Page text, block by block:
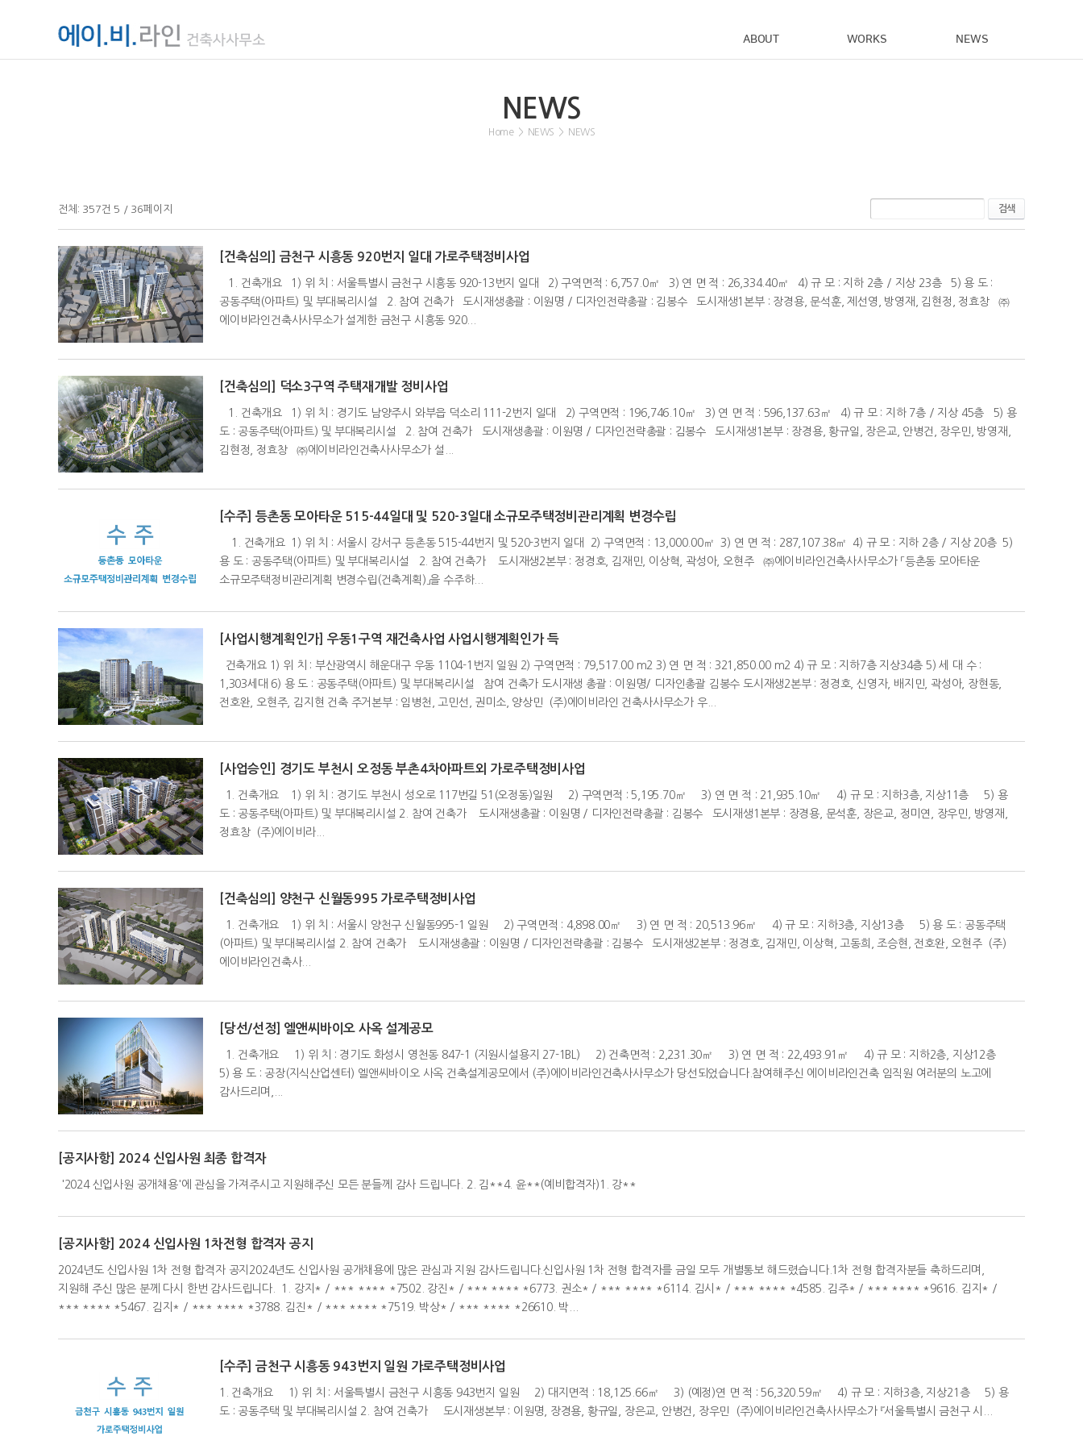
ABOUT WORKS NEWS
NEWS
Home > NEWS > NEWS
전체: 357건 5 / 36페이지 검색
[건축심의] 금천구 시흥동 920번지 일대 가로주택정비사업
1. 건축개요 1) 위 치 : 서울특별시 금천구 시흥동 920-13번지 일대 2) 구역면적 : 6,757.0㎡ 3) 연 면 적 : 26,334.40㎡ 4) 규 모 : 지하 2층 / 지상 23층 5) 용 도 :
공동주택(아파트) 및 부대복리시설 2. 참여 건축가 도시재생총괄 : 이원명 / 디자인전략총괄 : 김봉수 도시재생1본부 : 장경용, 문석훈, 제선영, 방영재, 김현정, 정효창 ㈜
에이비라인건축사사무소가 설계한 금천구 시흥동 920...
[건축심의] 덕소3구역 주택재개발 정비사업
1. 건축개요 1) 위 치 : 경기도 남양주시 와부읍 덕소리 111-2번지 일대 2) 구역면적 : 196,746.10㎡ 3) 연 면 적 : 596,137.63㎡ 4) 규 모 : 지하 7층 / 지상 45층 5) 용
도 : 공동주택(아파트) 및 부대복리시설 2. 참여 건축가 도시재생총괄 : 이원명 / 디자인전략총괄 : 김봉수 도시재생1본부 : 장경용, 황규일, 장은교, 안병건, 장우민, 방영재,
김현정, 정효창 ㈜에이비라인건축사사무소가 설...
[수주] 등촌동 모아타운 515-44일대 및 520-3일대 소규모주택정비관리계획 변경수립
1. 건축개요 1) 위 치 : 서울시 강서구 등촌동 515-44번지 및 520-3번지 일대 2) 구역면적 : 13,000.00㎡ 3) 연 면 적 : 287,107.38㎡ 4) 규 모 : 지하 2층 / 지상 20층 5)
용 도 : 공동주택(아파트) 및 부대복리시설 2. 참여 건축가 도시재생2본부 : 정경호, 김재민, 이상혁, 곽성아, 오현주 ㈜에이비라인건축사사무소가 「등촌동 모아타운
소규모주택정비관리계획 변경수립(건축계획)」을 수주하...
[사업시행계획인가] 우동1구역 재건축사업 사업시행계획인가 득
건축개요 1) 위 치 : 부산광역시 해운대구 우동 1104-1번지 일원 2) 구역면적 : 79,517.00 m2 3) 연 면 적 : 321,850.00 m2 4) 규 모 : 지하7층 지상34층 5) 세 대 수 :
1,303세대 6) 용 도 : 공동주택(아파트) 및 부대복리시설 참여 건축가 도시재생 총괄 : 이원명/ 디자인총괄 김봉수 도시재생2본부 : 정경호, 신영자, 배지민, 곽성아, 장현동,
전호완, 오현주, 김지현 건축 주거본부 : 임병천, 고민선, 권미소, 양상민 (주)에이비라인 건축사사무소가 우...
[사업승인] 경기도 부천시 오정동 부촌4차아파트외 가로주택정비사업
1. 건축개요 1) 위 치 : 경기도 부천시 성오로 117번길 51(오정동)일원 2) 구역면적 : 5,195.70㎡ 3) 연 면 적 : 21,935.10㎡ 4) 규 모 : 지하3층, 지상11층 5) 용
도 : 공동주택(아파트) 및 부대복리시설 2. 참여 건축가 도시재생총괄 : 이원명 / 디자인전략총괄 : 김봉수 도시재생1본부 : 장경용, 문석훈, 장은교, 정미연, 장우민, 방영재,
정효창 (주)에이비라...
[건축심의] 양천구 신월동995 가로주택정비사업
1. 건축개요 1) 위 치 : 서울시 양천구 신월동995-1 일원 2) 구역면적 : 4,898.00㎡ 3) 연 면 적 : 20,513.96㎡ 4) 규 모 : 지하3층, 지상13층 5) 용 도 : 공동주택
(아파트) 및 부대복리시설 2. 참여 건축가 도시재생총괄 : 이원명 / 디자인전략총괄 : 김봉수 도시재생2본부 : 정경호, 김재민, 이상혁, 고동희, 조승현, 전호완, 오현주 (주)
에이비라인건축사...
[당선/선정] 엘앤씨바이오 사옥 설계공모
1. 건축개요 1) 위 치 : 경기도 화성시 영천동 847-1 (지원시설용지 27-1BL) 2) 건축면적 : 2,231.30㎡ 3) 연 면 적 : 22,493.91㎡ 4) 규 모 : 지하2층, 지상12층
5) 용 도 : 공장(지식산업센터) 엘앤씨바이오 사옥 건축설계공모에서 (주)에이비라인건축사사무소가 당선되었습니다.참여해주신 에이비라인건축 임직원 여러분의 노고에
감사드리며,...
[공지사항] 2024 신입사원 최종 합격자
'2024 신입사원 공개채용'에 관심을 가져주시고 지원해주신 모든 분들께 감사 드립니다. 2. 김**4. 윤**(예비합격자)1. 강**
[공지사항] 2024 신입사원 1차전형 합격자 공지
2024년도 신입사원 1차 전형 합격자 공지2024년도 신입사원 공개채용에 많은 관심과 지원 감사드립니다.신입사원 1차 전형 합격자를 금일 모두 개별통보 해드렸습니다.1차 전형 합격자분들 축하드리며,
지원해 주신 많은 분께 다시 한번 감사드립니다. 1. 강지* / *** **** *7502. 강진* / *** **** *6773. 권소* / *** **** *6114. 김시* / *** **** *4585. 김주* / *** **** *9616. 김지* /
*** **** *5467. 김지* / *** **** *3788. 김진* / *** **** *7519. 박상* / *** **** *26610. 박...
[수주] 금천구 시흥동 943번지 일원 가로주택정비사업
1. 건축개요 1) 위 치 : 서울특별시 금천구 시흥동 943번지 일원 2) 대지면적 : 18,125.66㎡ 3) (예정)연 면 적 : 56,320.59㎡ 4) 규 모 : 지하3층, 지상21층 5) 용
도 : 공동주택 및 부대복리시설 2. 참여 건축가 도시재생본부 : 이원명, 장경용, 황규일, 장은교, 안병건, 장우민 (주)에이비라인건축사사무소가 『서울특별시 금천구 시...